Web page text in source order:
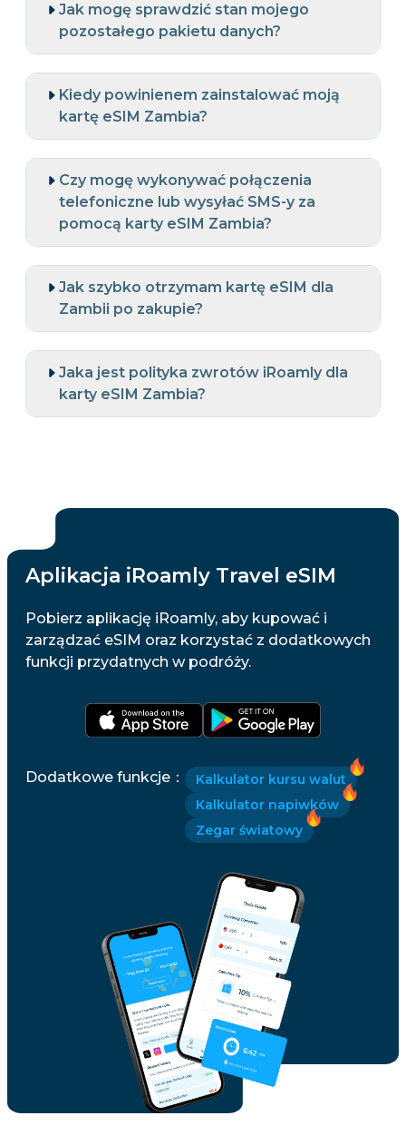
Jak mogę sprawdzić stan mojego
pozostałego pakietu danych?
Kiedy powinienem zainstalować moją
kartę eSIM Zambia?
Czy mogę wykonywać połączenia
telefoniczne lub wysyłać SMS-y za
pomocą karty eSIM Zambia?
Jak szybko otrzymam kartę eSIM dla
Zambii po zakupie?
Jaka jest polityka zwrotów iRoamly dla
karty eSIM Zambia?
Aplikacja iRoamly Travel eSIM
Pobierz aplikację iRoamly, aby kupować i
zarządzać eSIM oraz korzystać z dodatkowych
funkcji przydatnych w podróży.
Dodatkowe funkcje ：
Kalkulator kursu walut
Kalkulator napiwków
Zegar światowy